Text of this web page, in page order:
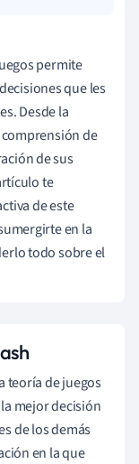
permite
que les
Desde la
de
de sus
te
de este
en la
todo sobre el
teoría de juegos
mejor decisión
de los demás
en la que